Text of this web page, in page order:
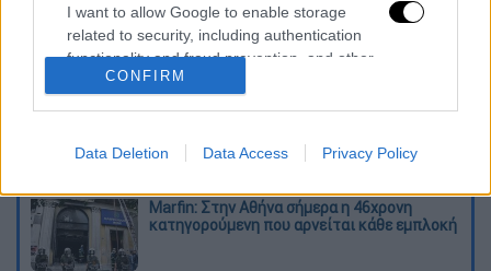
I want to allow Google to enable storage
related to security, including authentication
functionality and fraud prevention, and other
user protection.
CONFIRM
Data Deletion Data Access Privacy Policy
Κυνήγι χρόνου στα λεωφορεία: Οι οδηγοί
της ΟΣΥ καταγγέλλουν δρομολόγια που
«δεν βγαίνουν» και προειδοποιούν για
κινδύνους
Marfin: Στην Αθήνα σήμερα η 46χρονη
κατηγορούμενη που αρνείται κάθε εμπλοκή